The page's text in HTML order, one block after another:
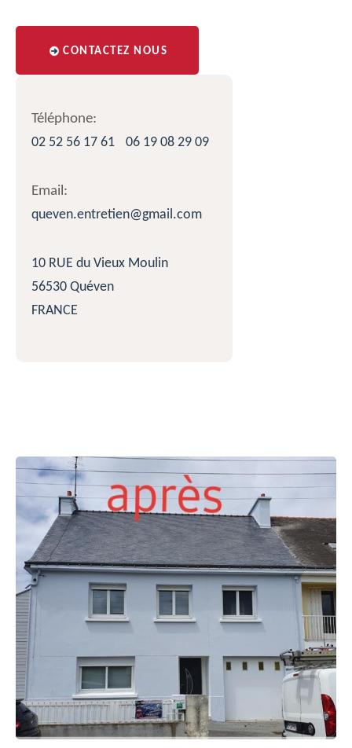
CONTACTEZ NOUS
Téléphone:
02 52 56 17 61
06 19 08 29 09
Email:
queven.entretien@gmail.com
10 RUE du Vieux Moulin
56530 Quéven
FRANCE